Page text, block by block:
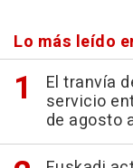
Lo más leído
El tranvía
servicio
de agosto